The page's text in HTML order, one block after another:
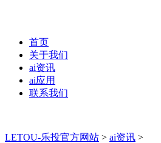
首页
关于我们
ai资讯
ai应用
联系我们
LETOU-乐投官方网站 > ai资讯 >